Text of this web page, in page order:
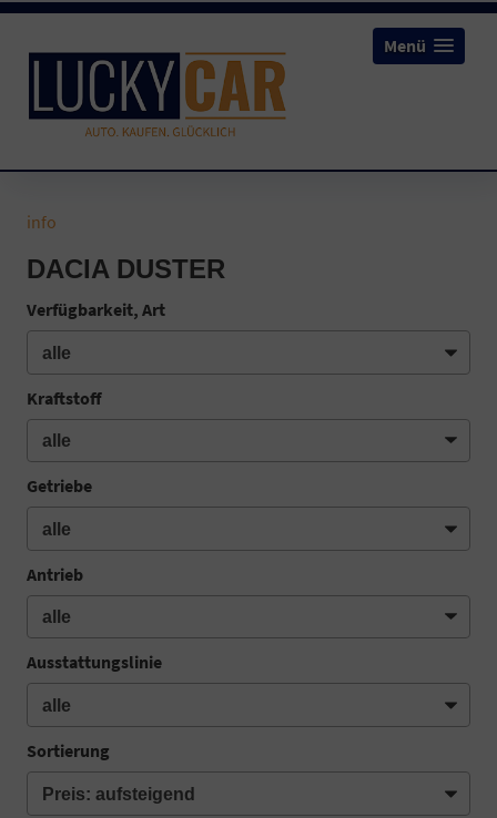
Menü
info
DACIA DUSTER
Verfügbarkeit, Art
Kraftstoff
Getriebe
Antrieb
Ausstattungslinie
Sortierung